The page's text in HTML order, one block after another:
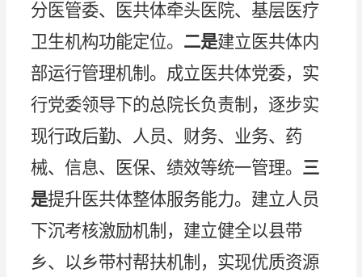
分医管委、医共体牵头医院、基层医疗
卫生机构功能定位。 二是建立医共体内
部运行管理机制。成立医共体党委，实
行党委领导下的总院长负责制，逐步实
现行政后勤、人员、财务、业务、药
械、信息、医保、绩效等统一管理。 三
是提升医共体整体服务能力。建立人员
下沉考核激励机制，建立健全以县带
乡、以乡带村帮扶机制，实现优质资源